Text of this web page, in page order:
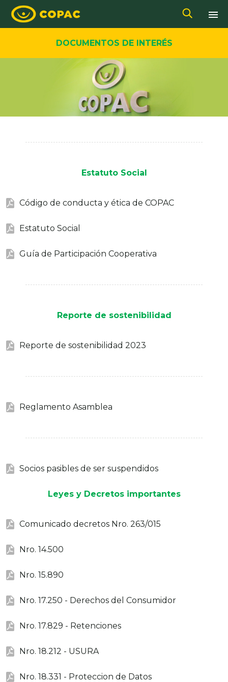
DOCUMENTOS DE INTERÉS
Estatuto Social
Código de conducta y ética de COPAC
Estatuto Social
Guía de Participación Cooperativa
Reporte de sostenibilidad
Reporte de sostenibilidad 2023
Reglamento Asamblea
Socios pasibles de ser suspendidos
Leyes y Decretos importantes
Comunicado decretos Nro. 263/015
Nro. 14.500
Nro. 15.890
Nro. 17.250 - Derechos del Consumidor
Nro. 17.829 - Retenciones
Nro. 18.212 - USURA
Nro. 18.331 - Proteccion de Datos